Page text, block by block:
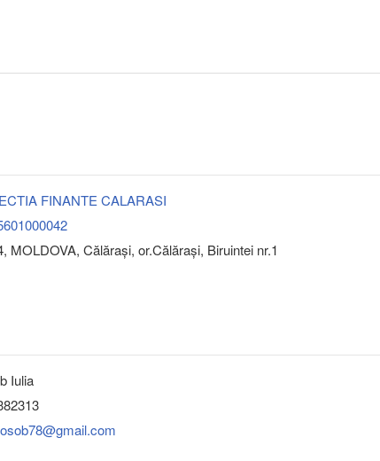
FINANTE CALARASI
MOLDOVA, Călăraşi, or.Călăraşi, Biruintei nr.1
Iulia